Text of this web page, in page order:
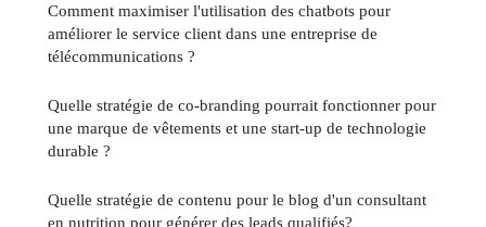
Comment maximiser l'utilisation des chatbots pour
améliorer le service client dans une entreprise de
télécommunications ?
Quelle stratégie de co-branding pourrait fonctionner pour
une marque de vêtements et une start-up de technologie
durable ?
Quelle stratégie de contenu pour le blog d'un consultant
en nutrition pour générer des leads qualifiés?